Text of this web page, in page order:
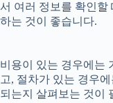
서 여러 정보를 확인할
하는 것이 좋습니다.
비용이 있는 경우에는
고, 절차가 있는 경우
되는지 살펴보는 것이